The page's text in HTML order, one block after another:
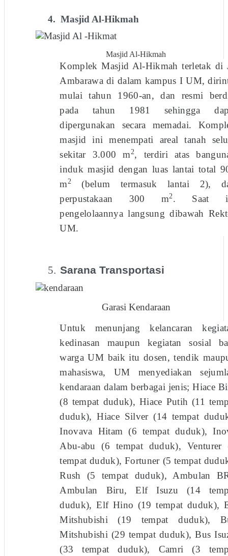
4. Masjid Al-Hikmah
Masjid Al-Hikmah
Komplek Masjid Al-Hikmah terletak di
Ambarawa di dalam kampus I UM,
mulai tahun 1960-an, dan resmi
pada tahun 1981 sehingga
dipergunakan secara me­madai.
masjid ini menempati areal tanah
sekitar 3.000 m2, terdiri atas
induk masjid dengan luas lantai total
m2(belum termasuk lantai 2),
perpustakaan 300 m2. Saat
pengelolaannya langsung dibawah
UM.
5. Sarana Transportasi
Garasi Kendaraan
Untuk menunjang kelancaran
kedinasan maupun kegiatan sosial
warga UM baik itu dosen, tendik
mahasiswa, UM menyediakan
kendaraan dalam berbagai jenis; Hiace
(8 tempat duduk), Hiace Putih (11
duduk), Hiace Silver (14 tempat
Inovava Hitam (6 tempat duduk),
Abu-abu (6 tempat duduk), Venturer
tempat duduk), Fortuner (5 tempat
Rush (5 tempat duduk), Ambulan
Ambulan Biru, Elf Isuzu (14
duduk), Elf Hino (19 tempat duduk),
Mitshubishi (19 tempat duduk),
Mitshubishi (29 tempat duduk), Bus
(33 tempat duduk), Camri (3